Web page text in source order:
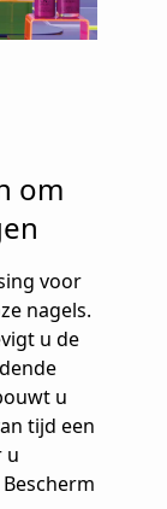
om
voor
nagels.
u de
u
tijd een
u